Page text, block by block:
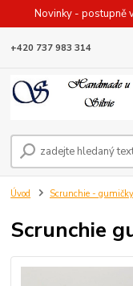
Novinky - postupně
+420 737 983 314
Úvod Scrunchie -
Scrunchie